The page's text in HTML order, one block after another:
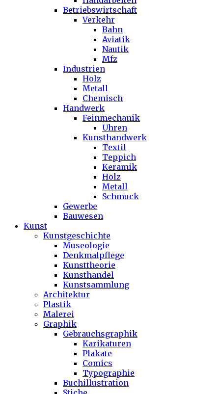
Betriebswirtschaft
Verkehr
Bahn
Aviatik
Nautik
Mfz
Industrien
Holz
Metall
Chemisch
Handwerk
Feinmechanik
Uhren
Kunsthandwerk
Textil
Teppich
Keramik
Holz
Metall
Schmuck
Gewerbe
Bauwesen
Kunst
Kunstgeschichte
Museologie
Denkmalpflege
Kunsttheorie
Kunsthandel
Kunstsammlung
Architektur
Plastik
Malerei
Graphik
Gebrauchsgraphik
Karikaturen
Plakate
Comics
Typographie
Buchillustration